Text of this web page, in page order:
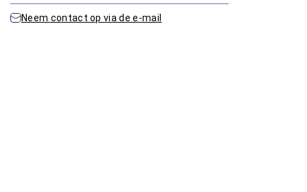
Neem contact op via de e-mail